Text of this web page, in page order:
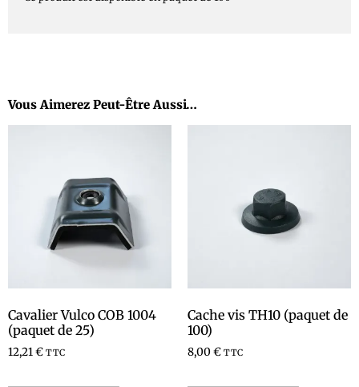
Vous Aimerez Peut-Être Aussi…
Cavalier Vulco COB 1004
(paquet de 25)
12,21€ TTC
Cache vis TH10 (paquet de
100)
8,00€ TTC